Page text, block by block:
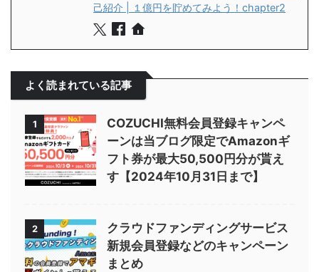
己紹介 | １億円を貯めてみよう！chapter2
よく読まれている記事
1
COZUCHI無料会員登録キャンペ
ーンは当ブログ限定でAmazonギ
フト券が最大50,500円分が貰え
す【2024年10月31日まで】
2
クラウドファンディングサービス
新規会員登録などのキャンペーン
まとめ